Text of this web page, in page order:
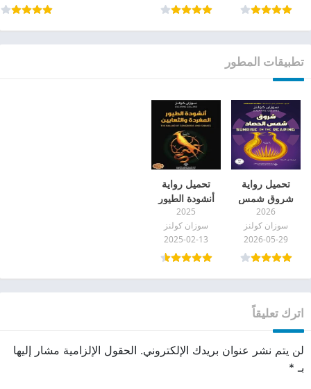
تطبيقات المطور
تحميل رواية
شروق شمس
الحصاد pdf
2026
سوزان كولنز
2026-05-29
تحميل رواية
أنشودة الطيور
المغردة والثعابين
pdf
2025
سوزان كولنز
2025-02-13
اترك تعليقاً
لن يتم نشر عنوان بريدك الإلكتروني. الحقول الإلزامية مشار إليها
بـ *